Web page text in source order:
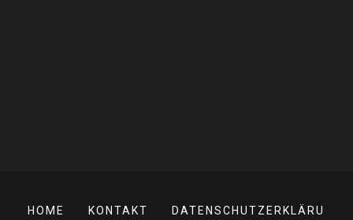
HOME KONTAKT DATENSCHUTZERKLÄRU